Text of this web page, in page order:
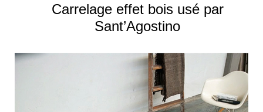
Carrelage effet bois usé par
Sant’Agostino